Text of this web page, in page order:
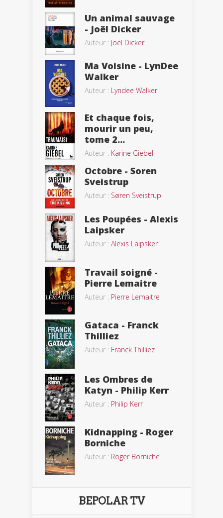
Un animal sauvage
- Joël Dicker
Auteur : Joël Dicker
Ma Voisine - LynDee
Walker
Auteur : Lyndee Walker
Et chaque fois,
mourir un peu,
tome 2...
Auteur : Karine Giebel
Octobre - Soren
Sveistrup
Auteur : Søren Sveistrup
Les Poupées - Alexis
Laipsker
Auteur : Alexis Laipsker
Travail soigné -
Pierre Lemaitre
Auteur : Pierre Lemaitre
Gataca - Franck
Thilliez
Auteur : Franck Thilliez
Les Ombres de
Katyn - Philip Kerr
Auteur : Philip Kerr
Kidnapping - Roger
Borniche
Auteur : Roger Borniche
BEPOLAR TV